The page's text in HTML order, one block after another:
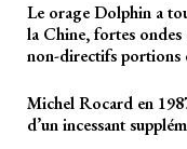
Le orage Dolphin a
la Chine, fortes
non-directifs portions
Michel Rocard en
d’un incessant